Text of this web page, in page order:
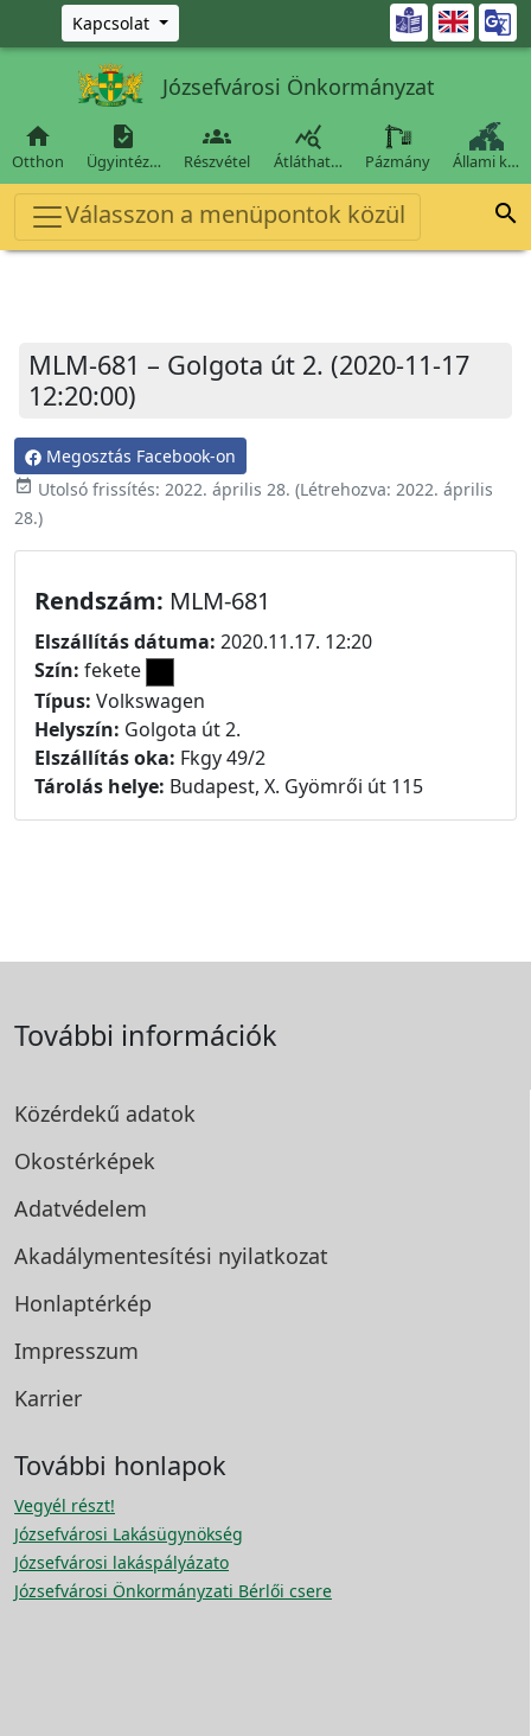
Ugrás a fő tartalomra
Kapcsolat 
Józsefvárosi Önkormányzat

Otthon

Ügyintéz…

Részvétel

Átláthat… Pázmány Állami k…
Válasszon a menüpontok közül 
MLM-681 – Golgota út 2. (2020-11-17
12:20:00)
Megosztás Facebook-on
event_available Utolsó frissítés: 2022. április 28. (Létrehozva: 2022. április
28.)
Rendszám: MLM-681
Elszállítás dátuma: 2020.11.17. 12:20
Szín: fekete
Típus: Volkswagen
Helyszín: Golgota út 2.
Elszállítás oka: Fkgy 49/2
Tárolás helye: Budapest, X. Gyömrői út 115
További információk
Közérdekű adatok
Okostérképek
Adatvédelem
Akadálymentesítési nyilatkozat
Honlaptérkép
Impresszum
Karrier
További honlapok
Vegyél részt!
Józsefvárosi Lakásügynökség
Józsefvárosi lakáspályázato
Józsefvárosi Önkormányzati Bérlői csere